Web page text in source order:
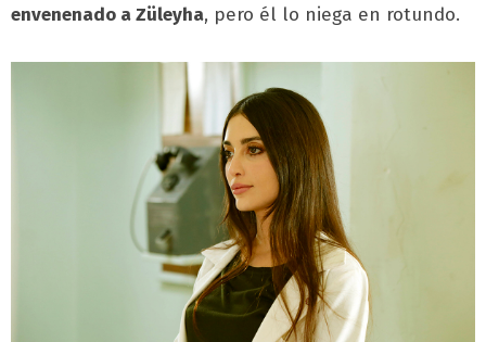
envenenado a Züleyha, pero él lo niega en rotundo.